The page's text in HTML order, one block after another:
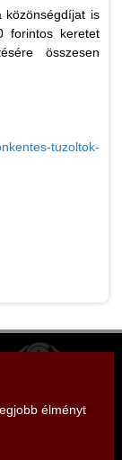
közönségdíjat is
forintos keretet
összesen
tuzoltok-
élményt